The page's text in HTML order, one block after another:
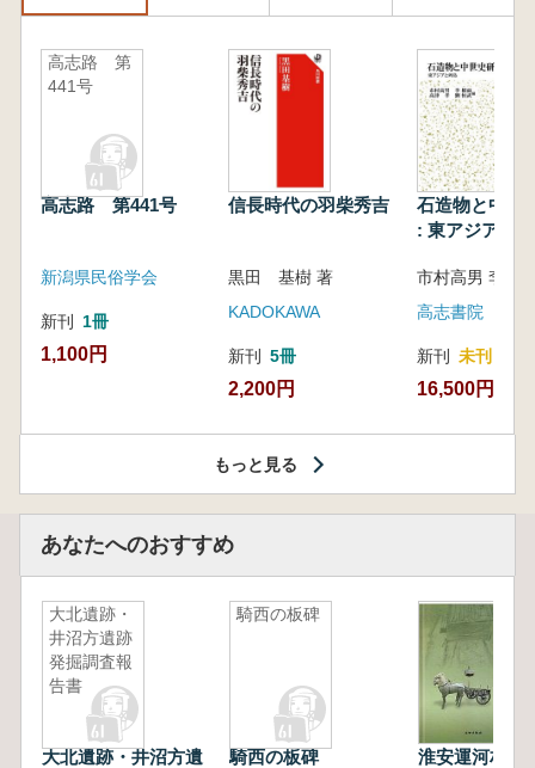
高志路 第
441号
高志路 第441号
新潟県民俗学会
新刊 1冊
1,100円
信長時代の羽柴秀吉
黒田 基樹 著
KADOKAWA
新刊 5冊
2,200円
石造物と中世
: 東アジアと
高志書院
新刊 未刊
16,500円
もっと見る
あなたへのおすすめ
大北遺跡・
井沼方遺跡
発掘調査報
告書
大北遺跡・井沼方遺
騎西の板碑
騎西の板碑 淮安運河村戦